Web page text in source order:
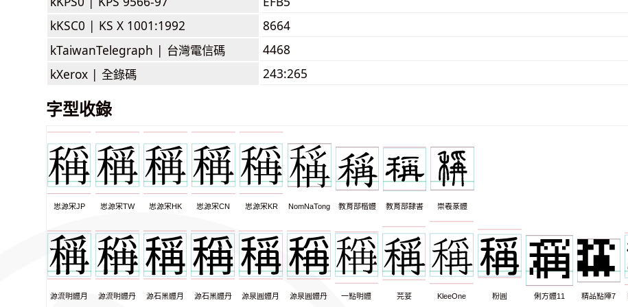
kKSC0 | KS X 1001:1992
8664
kTaiwanTelegraph | 台灣電信碼
4468
kXerox | 全錄碼 243:265
字型收錄
思源宋JP 思源宋TW 思源宋HK 思源宋CN 思源宋KR NomNaTong 教育部楷體 教育部隸書 崇羲篆體
源流明體月 源流明體丹 源石黑體月 源石黑體丹 源泉圓體月 源泉圓體丹 一點明體 芫荽 KleeOne 粉圓 俐方體11 精品點陣7